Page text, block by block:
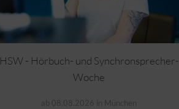
HSW - Hörbuch- und Synchronsprecher-
Woche
ab 08.08.2026 in München